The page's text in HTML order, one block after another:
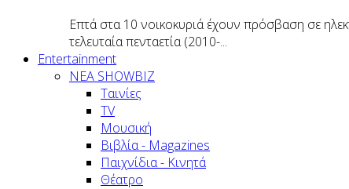
Επτά στα 10 νοικοκυριά έχουν πρόσβαση σε
τελευταία πενταετία (2010-...
Entertainment
ΝΕΑ SHOWBIZ
Ταινίες
TV
Μουσική
Βιβλία - Magazines
Παιχνίδια - Κινητά
Θέατρο